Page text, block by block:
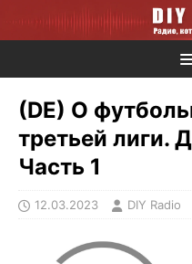
(DE) О
третьей лиги.
Часть 1
12.03.2023 DIY Radio